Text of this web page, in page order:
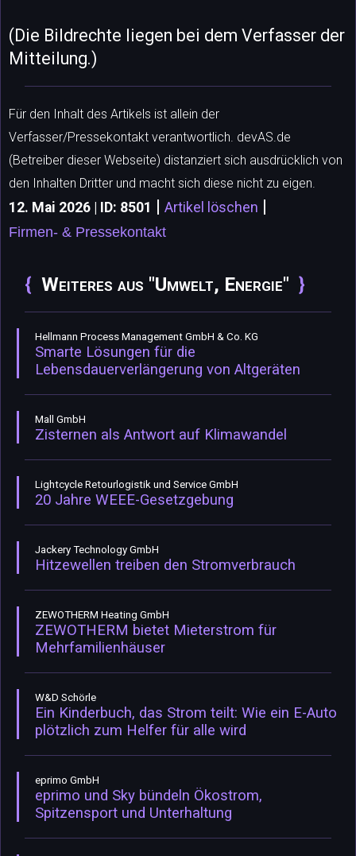
(Die Bildrechte liegen bei dem Verfasser der
Mitteilung.)
Für den Inhalt des Artikels ist allein der
Verfasser/Pressekontakt verantwortlich. devAS.de
(Betreiber dieser Webseite) distanziert sich ausdrücklich von
den Inhalten Dritter und macht sich diese nicht zu eigen.
12. Mai 2026 | ID: 8501 | Artikel löschen |
Firmen- & Pressekontakt
Weiteres aus "Umwelt, Energie"
Hellmann Process Management GmbH & Co. KG
Smarte Lösungen für die
Lebensdauerverlängerung von Altgeräten
Mall GmbH
Zisternen als Antwort auf Klimawandel
Lightcycle Retourlogistik und Service GmbH
20 Jahre WEEE-Gesetzgebung
Jackery Technology GmbH
Hitzewellen treiben den Stromverbrauch
ZEWOTHERM Heating GmbH
ZEWOTHERM bietet Mieterstrom für
Mehrfamilienhäuser
W&D Schörle
Ein Kinderbuch, das Strom teilt: Wie ein E-Auto
plötzlich zum Helfer für alle wird
eprimo GmbH
eprimo und Sky bündeln Ökostrom,
Spitzensport und Unterhaltung